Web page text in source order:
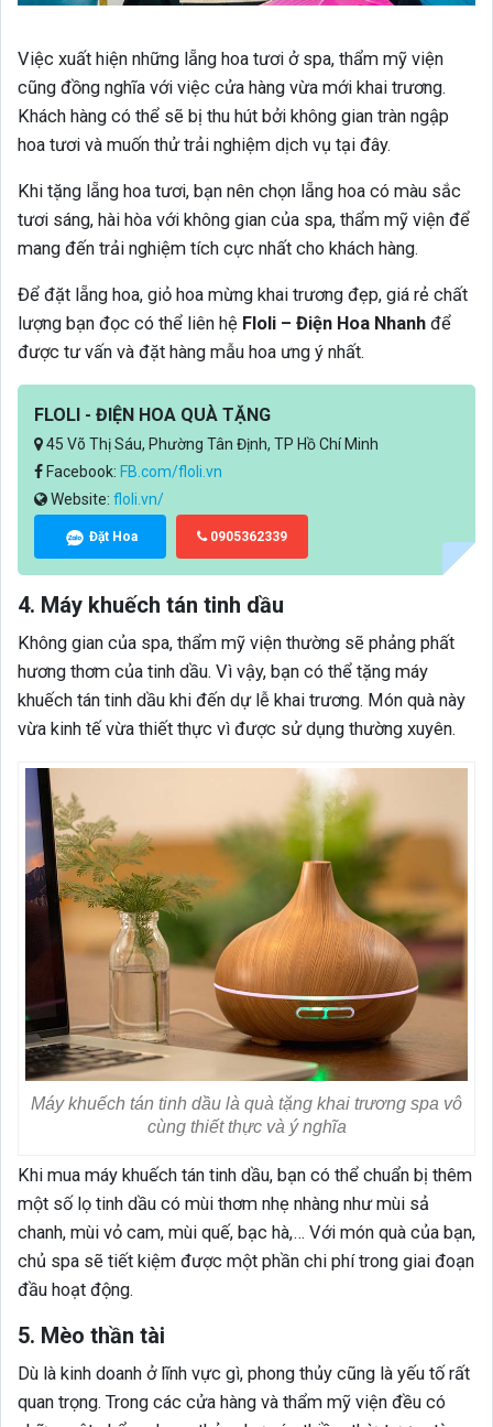
Việc xuất hiện những lẵng hoa tươi ở spa, thẩm mỹ viện
cũng đồng nghĩa với việc cửa hàng vừa mới khai trương.
Khách hàng có thể sẽ bị thu hút bởi không gian tràn ngập
hoa tươi và muốn thử trải nghiệm dịch vụ tại đây.
Khi tặng lẵng hoa tươi, bạn nên chọn lẵng hoa có màu sắc
tươi sáng, hài hòa với không gian của spa, thẩm mỹ viện để
mang đến trải nghiệm tích cực nhất cho khách hàng.
Để đặt lẵng hoa, giỏ hoa mừng khai trương đẹp, giá rẻ chất
lượng bạn đọc có thể liên hệ Floli – Điện Hoa Nhanh để
được tư vấn và đặt hàng mẫu hoa ưng ý nhất.
FLOLI - ĐIỆN HOA QUÀ TẶNG
45 Võ Thị Sáu, Phường Tân Định, TP Hồ Chí Minh
Facebook: FB.com/floli.vn
Website: floli.vn/
Đặt Hoa 0905362339
4. Máy khuếch tán tinh dầu
Không gian của spa, thẩm mỹ viện thường sẽ phảng phất
hương thơm của tinh dầu. Vì vậy, bạn có thể tặng máy
khuếch tán tinh dầu khi đến dự lễ khai trương. Món quà này
vừa kinh tế vừa thiết thực vì được sử dụng thường xuyên.
Máy khuếch tán tinh dầu là quà tặng khai trương spa vô
cùng thiết thực và ý nghĩa
Khi mua máy khuếch tán tinh dầu, bạn có thể chuẩn bị thêm
một số lọ tinh dầu có mùi thơm nhẹ nhàng như mùi sả
chanh, mùi vỏ cam, mùi quế, bạc hà,… Với món quà của bạn,
chủ spa sẽ tiết kiệm được một phần chi phí trong giai đoạn
đầu hoạt động.
5. Mèo thần tài
Dù là kinh doanh ở lĩnh vực gì, phong thủy cũng là yếu tố rất
quan trọng. Trong các cửa hàng và thẩm mỹ viện đều có